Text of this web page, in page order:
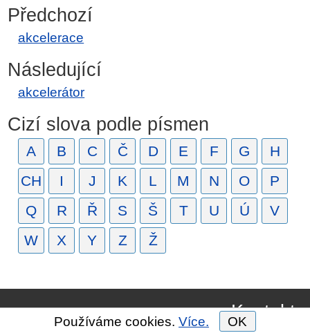
Předchozí
akcelerace
Následující
akcelerátor
Cizí slova podle písmen
A B C Č D E F G
H
CH
I J K L M N O
P
Q
R Ř S Š T U Ú
V
W
X Y Z Ž
Kontakt
Používáme cookies. Více. OK